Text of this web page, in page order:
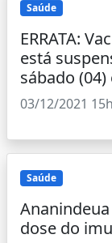
Saúde
ERRATA:
está
sábado
03/12/2021
Saúde
dose do